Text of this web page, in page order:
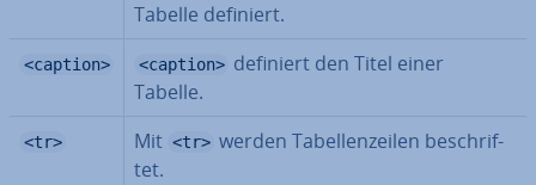
Tabelle definiert.
<caption> <caption> definiert den Titel einer
Tabelle.
<tr> Mit <tr> werden Ta­bel­len­zei­len be­schrif­
tet.